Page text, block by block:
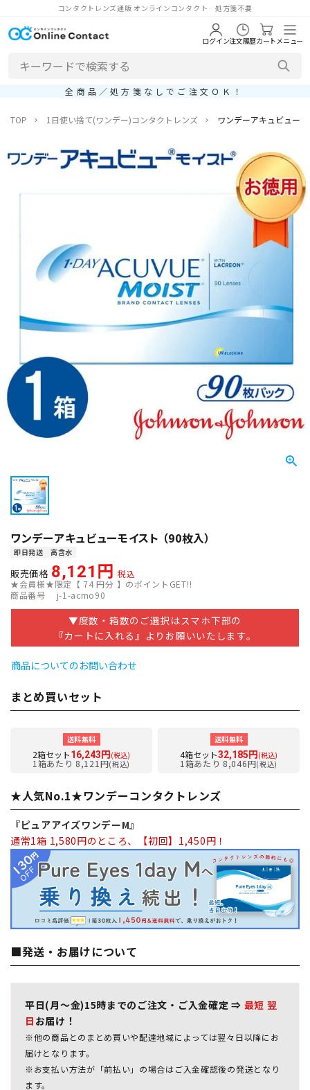
コンタクトレンズ通販 オンラインコンタクト 処方箋不要
ログイン注文履歴カートメニュー
全商品／処方箋なしでご注文ＯＫ！
TOP 1日使い捨て(ワンデー)コンタクトレンズ ワンデーアキュビュー
ワンデーアキュビューモイスト （90枚入）
即日発送 高含水
販売価格 8,121
税込
★会員様★限定【 74 円分 】のポイントGET!!
商品番号
j-1-acmo90
▼度数・箱数のご選択はスマホ下部の
『カートに入れる』よりお願いいたします。
商品についてのお問い合わせ
まとめ買いセット
送料無料
2箱セット16,243円 (税込)
1箱あたり 8,121円(税込)
送料無料
4箱セット32,185円 (税込)
1箱あたり 8,046円(税込)
★人気No.1★ワンデーコンタクトレンズ
『ピュアアイズワンデーM』
通常1箱 1,580円のところ、【初回】1,450円！
■発送・お届けについて
平日(月～金)15時までのご注文・ご入金確定 ⇒ 最短 翌
日 お届け！
※他の商品とのまとめ買いや配達地域によっては翌々日以降にお
届けとなります。
※お支払い方法が「前払い」の場合はご入金確認後の発送となり
ます。